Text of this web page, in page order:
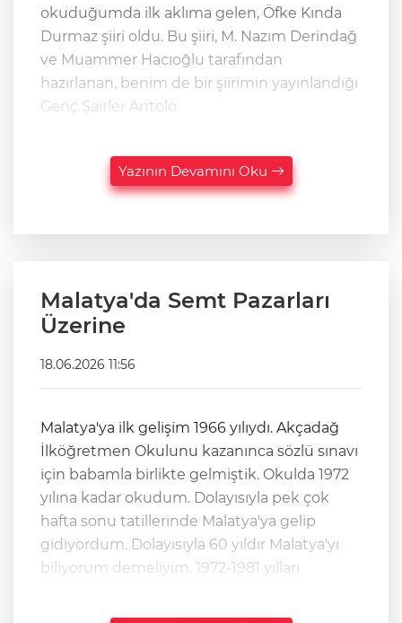
okuduğumda ilk aklıma gelen, Öfke Kında
Durmaz şiiri oldu. Bu şiiri, M. Nazım Derindağ
ve Muammer Hacıoğlu tarafından
hazırlanan, benim de bir şiirimin yayınlandığı
Genç Şairler Antolo
Yazının Devamını Oku
Malatya'da Semt Pazarları
Üzerine
18.06.2026 11:56
Malatya'ya ilk gelişim 1966 yılıydı. Akçadağ
İlköğretmen Okulunu kazanınca sözlü sınavı
için babamla birlikte gelmiştik. Okulda 1972
yılına kadar okudum. Dolayısıyla pek çok
hafta sonu tatillerinde Malatya'ya gelip
gidiyordum. Dolayısıyla 60 yıldır Malatya'yı
biliyorum demeliyim. 1972-1981 yılları